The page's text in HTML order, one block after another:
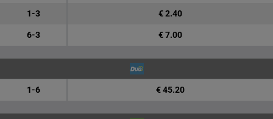
1-3 € 2.40
6-3 € 7.00
1-6 € 45.20